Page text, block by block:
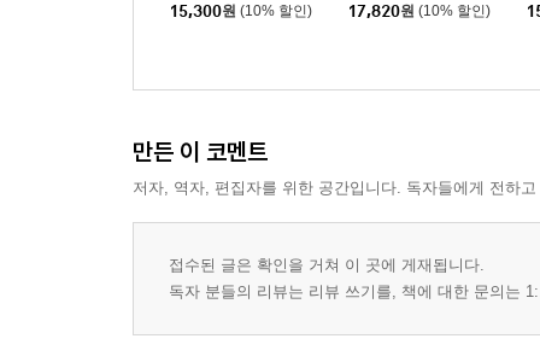
15,300원 (10% 할인) 17,820원 (10% 할인)
만든 이 코멘트
저자, 역자, 편집자를 위한 공간입니다. 독자들에게 전하
접수된 글은 확인을 거쳐 이 곳에 게재됩니다.
독자 분들의 리뷰는 리뷰 쓰기를, 책에 대한 문의는